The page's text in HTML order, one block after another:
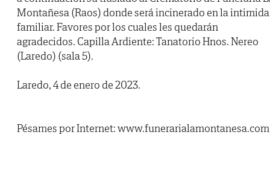
Montañesa (Raos) donde será incinerado en la
familiar. Favores por los cuales les quedarán
agradecidos. Capilla Ardiente: Tanatorio Hnos. Nereo
(Laredo) (sala 5).
Laredo, 4 de enero de 2023.
Pésames por Internet: www.funerarialamontanesa.com